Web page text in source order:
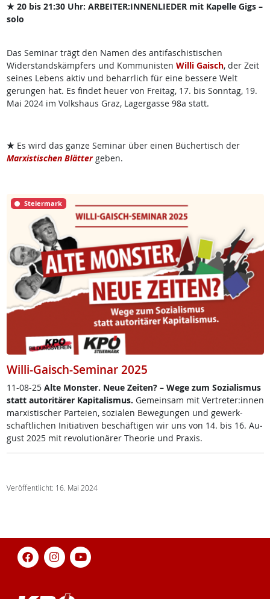
★ 20 bis 21:30 Uhr: ARBEITER:INNENLIEDER mit Kapelle Gigs –
solo
Das Seminar trägt den Namen des antifaschistischen
Widerstandskämpfers und Kommunisten Willi Gaisch, der Zeit
seines Lebens aktiv und beharrlich für eine bessere Welt
gerungen hat. Es findet heuer von Freitag, 17. bis Sonntag, 19.
Mai 2024 im Volkshaus Graz, Lagergasse 98a statt.
★ Es wird das ganze Seminar über einen Büchertisch der
Marxistischen Blättergeben.
Steiermark
Willi-Gaisch-Seminar 2025
11-08-25 Al­te Mons­ter. Neue Zei­ten? – We­ge zum So­zia­lis­mus
statt au­to­ri­tä­rer Ka­pi­ta­lis­mus. Ge­mein­sam mit Ver­t­re­ter:in­nen
mar­xis­ti­scher Par­tei­en, so­zia­len Be­we­gun­gen und ge­werk­
schaft­li­chen In­i­tia­ti­ven be­schäf­ti­gen wir uns von 14. bis 16. Au­
gust 2025 mit re­vo­lu­tio­nä­rer The­o­rie und Pra­xis.
Veröffentlicht: 16. Mai 2024